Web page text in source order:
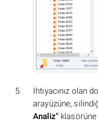
İhtiyacınız olan
arayüzüne,
Analiz" klasörüne